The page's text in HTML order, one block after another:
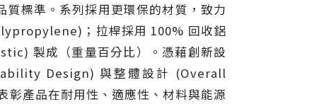
標準。系列採用更環保的材質，致力
；拉桿採用 100% 回收鋁
製成（重量百分比）。憑藉創新設
Design) 與整體設計 (Overall
產品在耐用性、適應性、材料與能源